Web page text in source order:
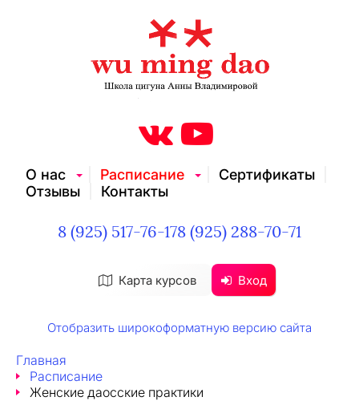
О нас Расписание
Сертификаты
Отзывы
Контакты
Карта курсов Вход
8 (925) 517-76-178 (925) 288-70-71
Отобразить широкоформатную версию сайта
Главная
Расписание
Женские даосские практики